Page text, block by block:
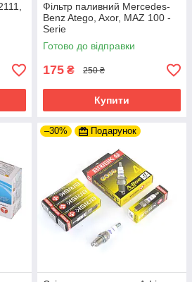
Фільтр паливний Mercedes-
Benz Atego, Axor, MAZ 100 -
Serie
Готово до відправки
175 ₴ 250 ₴
Купити
–30% Подарунок